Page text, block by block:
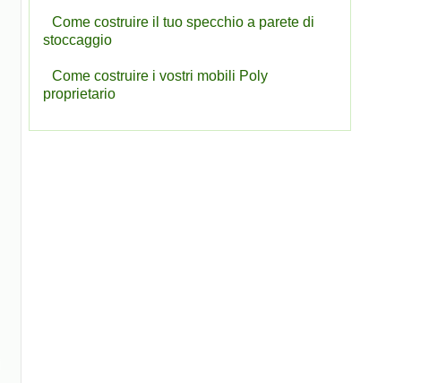
Come costruire il tuo specchio a parete di
stoccaggio
Come costruire i vostri mobili Poly
proprietario